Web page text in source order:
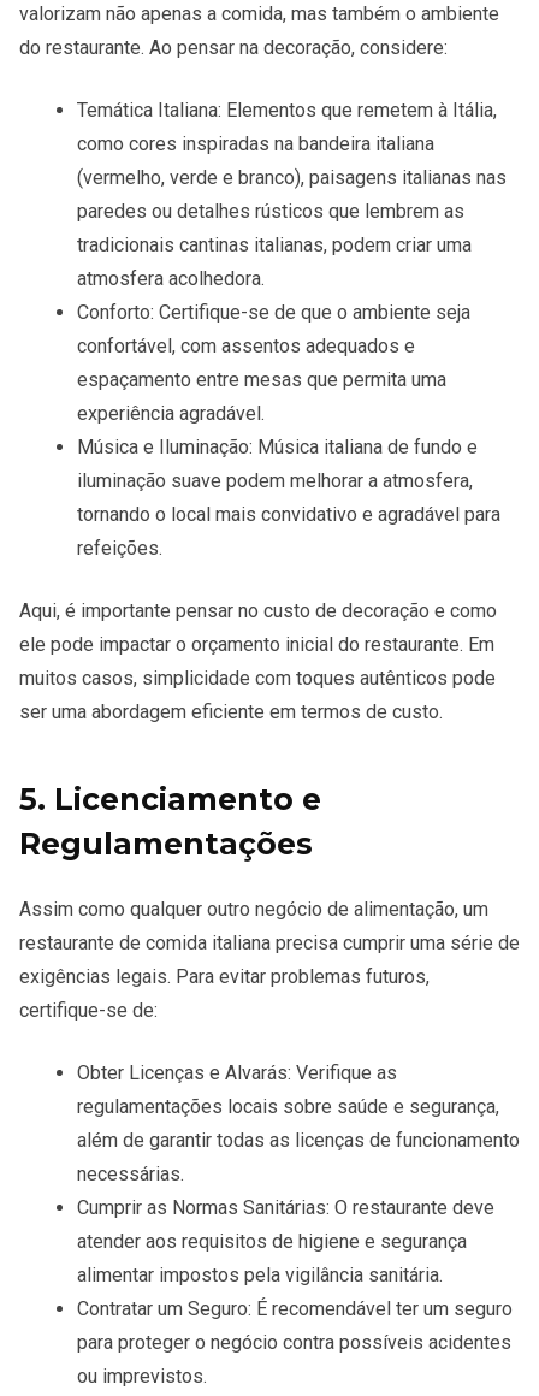
valorizam não apenas a comida, mas também o ambiente
do restaurante. Ao pensar na decoração, considere:
Temática Italiana: Elementos que remetem à Itália,
como cores inspiradas na bandeira italiana
(vermelho, verde e branco), paisagens italianas nas
paredes ou detalhes rústicos que lembrem as
tradicionais cantinas italianas, podem criar uma
atmosfera acolhedora.
Conforto: Certifique-se de que o ambiente seja
confortável, com assentos adequados e
espaçamento entre mesas que permita uma
experiência agradável.
Música e Iluminação: Música italiana de fundo e
iluminação suave podem melhorar a atmosfera,
tornando o local mais convidativo e agradável para
refeições.
Aqui, é importante pensar no custo de decoração e como
ele pode impactar o orçamento inicial do restaurante. Em
muitos casos, simplicidade com toques autênticos pode
ser uma abordagem eficiente em termos de custo.
5. Licenciamento e
Regulamentações
Assim como qualquer outro negócio de alimentação, um
restaurante de comida italiana precisa cumprir uma série de
exigências legais. Para evitar problemas futuros,
certifique-se de:
Obter Licenças e Alvarás: Verifique as
regulamentações locais sobre saúde e segurança,
além de garantir todas as licenças de funcionamento
necessárias.
Cumprir as Normas Sanitárias: O restaurante deve
atender aos requisitos de higiene e segurança
alimentar impostos pela vigilância sanitária.
Contratar um Seguro: É recomendável ter um seguro
para proteger o negócio contra possíveis acidentes
ou imprevistos.